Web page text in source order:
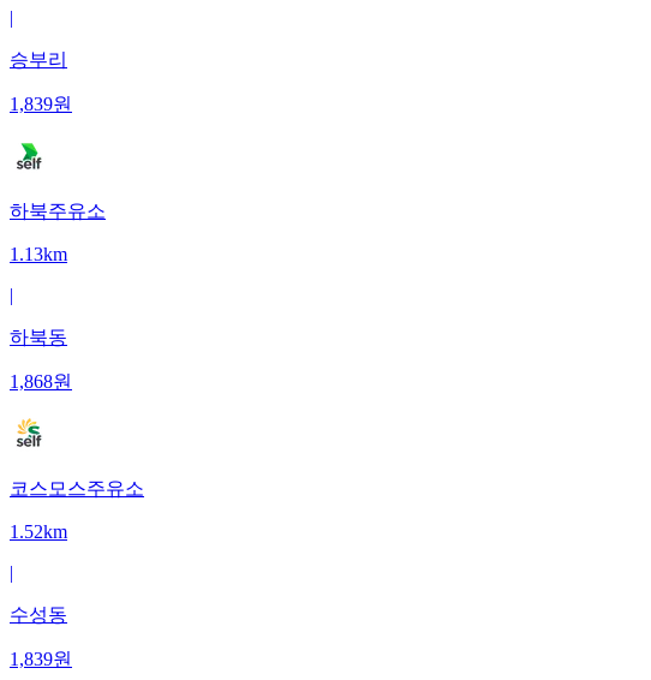
|
승부리
1,839원
하북주유소
1.13km
|
하북동
1,868원
코스모스주유소
1.52km
|
수성동
1,839원